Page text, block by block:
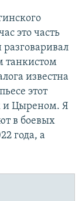
это часть
разговаривал
танкистом
известна
этот
и Цыреном. Я
в боевых
года, а